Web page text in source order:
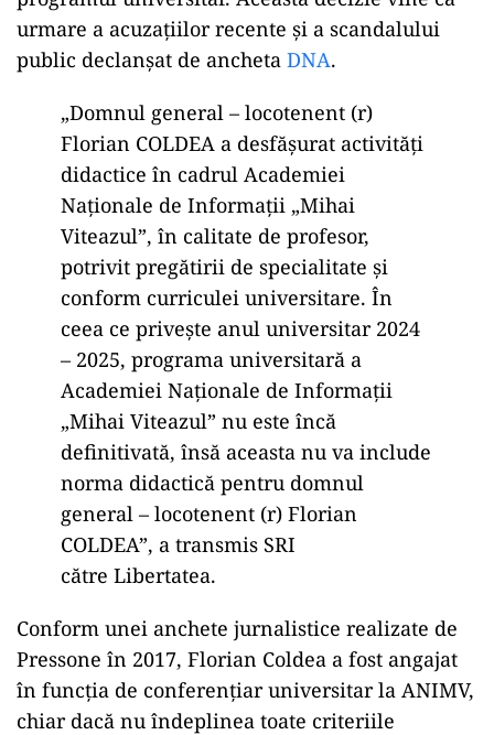
urmare a acuzațiilor recente și a scandalului
public declanșat de ancheta DNA.
„Domnul general – locotenent (r)
Florian COLDEA a desfășurat activități
didactice în cadrul Academiei
Naționale de Informații „Mihai
Viteazul”, în calitate de profesor,
potrivit pregătirii de specialitate și
conform curriculei universitare. În
ceea ce privește anul universitar 2024
– 2025, programa universitară a
Academiei Naționale de Informații
„Mihai Viteazul” nu este încă
definitivată, însă aceasta nu va include
norma didactică pentru domnul
general – locotenent (r) Florian
COLDEA”, a transmis SRI
către Libertatea.
Conform unei anchete jurnalistice realizate de
Pressone în 2017, Florian Coldea a fost angajat
în funcția de conferențiar universitar la ANIMV,
chiar dacă nu îndeplinea toate criteriile